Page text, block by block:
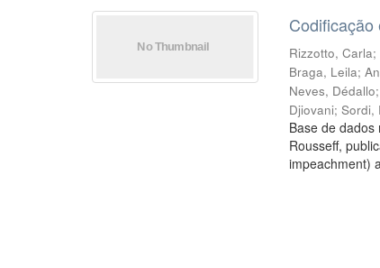
Rizzotto, Carla;
Braga, Leila;
Neves, Dédallo;
Djiovani;Sordi,
Base de
Rousseff,
impeachment)